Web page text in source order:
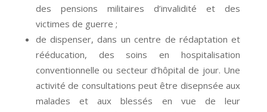
des pensions militaires d’invalidité et des
victimes de guerre ;
de dispenser, dans un centre de rédaptation et
rééducation, des soins en hospitalisation
conventionnelle ou secteur d’hôpital de jour. Une
activité de consultations peut être disepnsée aux
malades et aux blessés en vue de leur